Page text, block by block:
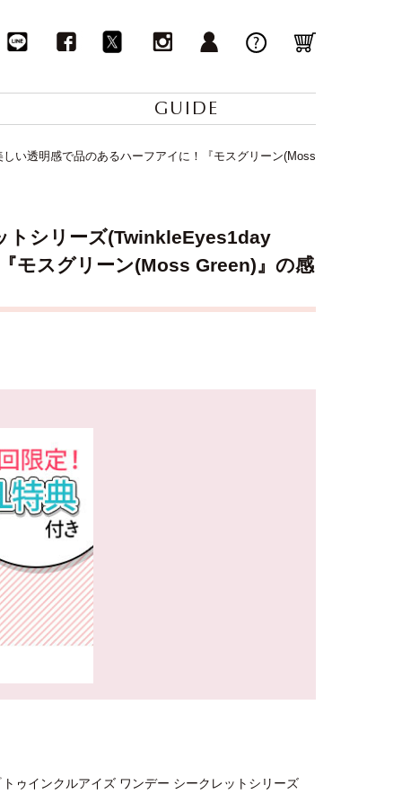
GUIDE
い透明感で品のあるハーフアイに！『モスグリーン(Moss
トシリーズ(TwinkleEyes1day
モスグリーン(Moss Green)』の感
ゥインクルアイズ ワンデー シークレットシリーズ